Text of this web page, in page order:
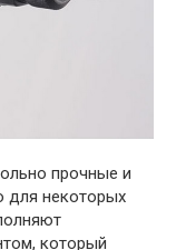
прочные и
для некоторых
который